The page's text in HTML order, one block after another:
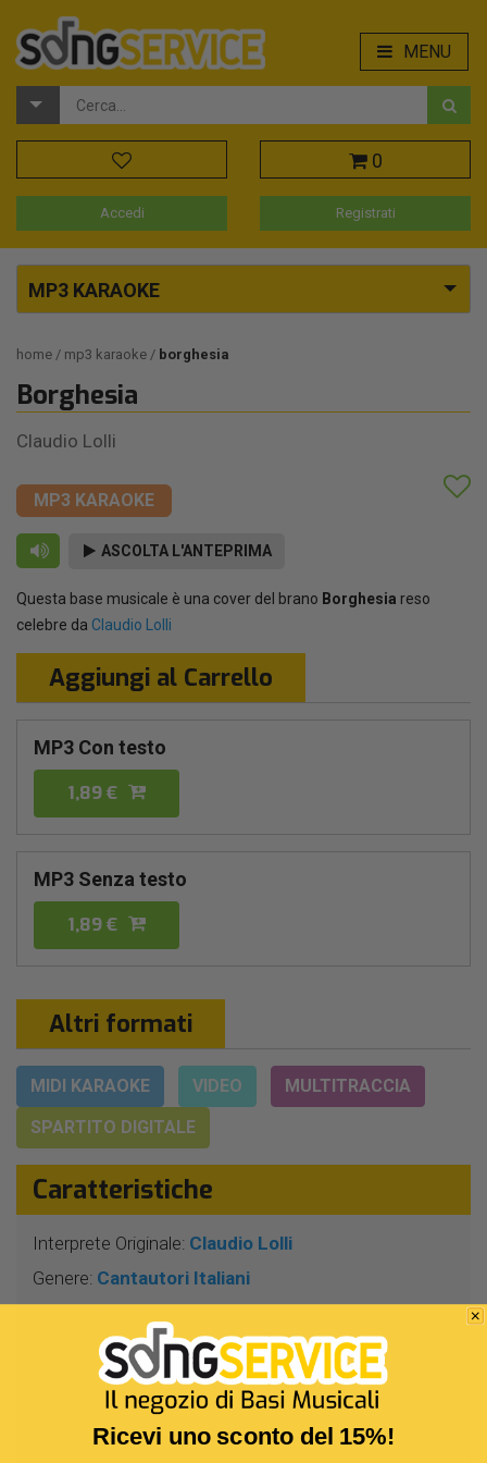
MENU
0
Accedi Registrati
MP3 KARAOKE
home mp3 karaoke borghesia
Borghesia
Claudio Lolli
MP3 KARAOKE
ASCOLTA L'ANTEPRIMA
Questa base musicale è una cover del brano Borghesia reso
celebre da Claudio Lolli
Aggiungi al Carrello
MP3 Con testo
1,89 €
MP3 Senza testo
1,89 €
Altri formati
MIDI KARAOKE VIDEO
MULTITRACCIA
SPARTITO DIGITALE
Caratteristiche
Interprete Originale: Claudio Lolli
Genere: Cantautori Italiani
4 Min 23 Sec
Segnatura:4/4
Tonalità: SI -
Ricevi uno sconto del 15%!